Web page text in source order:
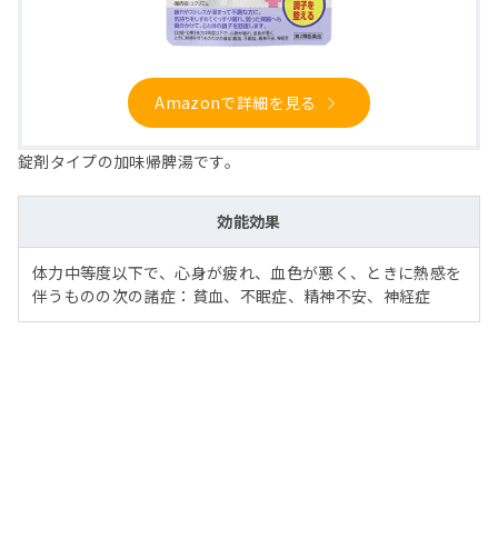
Amazonで詳細を見る
錠剤タイプの加味帰脾湯です。
効能効果
体力中等度以下で、心身が疲れ、血色が悪く、ときに熱感を
伴うものの次の諸症：貧血、不眠症、精神不安、神経症